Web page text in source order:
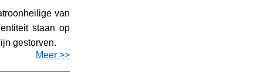
van
staan op
gestorven.
Meer >>